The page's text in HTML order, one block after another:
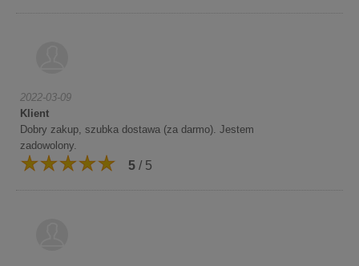
2022-03-09
Klient
Dobry zakup, szubka dostawa (za darmo). Jestem
zadowolony.
5 / 5